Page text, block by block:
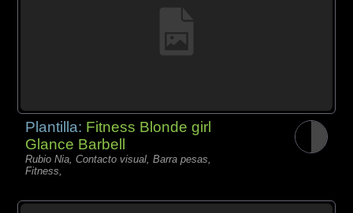
Plantilla: Fitness Blonde girl
Glance Barbell
Rubio Nia, Contacto visual, Barra pesas,
Fitness,